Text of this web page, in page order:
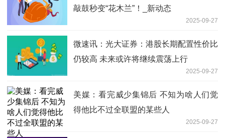
敲鼓秒变“花木兰”！_新动态
2025-09-27
微速讯：光大证券：港股长期配置性价比
仍较高 未来或许将继续震荡上行
2025-09-27
美媒：看完威少集锦后 不知为啥人们觉
得他比不过全联盟的某些人
2025-09-27